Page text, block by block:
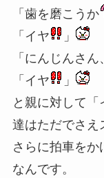
「歯を磨こうか
「イヤ
」
「にんじんさ
「イヤ
」
と親に対して「
達はただでさえ
さらに拍車をか
なんです。